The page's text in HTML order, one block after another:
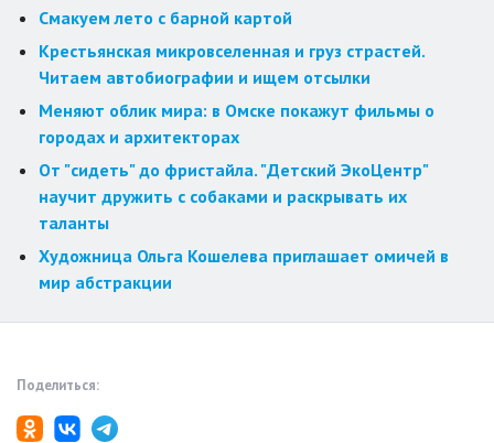
Смакуем лето с барной картой
Крестьянская микровселенная и груз страстей.
Читаем автобиографии и ищем отсылки
Меняют облик мира: в Омске покажут фильмы о
городах и архитекторах
От "сидеть" до фристайла. "Детский ЭкоЦентр"
научит дружить с собаками и раскрывать их
таланты
Художница Ольга Кошелева приглашает омичей в
мир абстракции
Поделиться: